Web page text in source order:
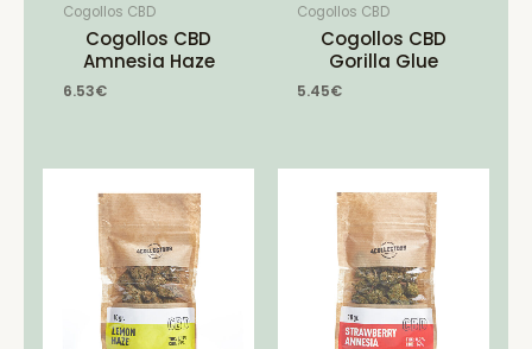
Cogollos CBD
Cogollos CBD
Amnesia Haze
6.53€
Cogollos CBD
Cogollos CBD
Gorilla Glue
5.45€